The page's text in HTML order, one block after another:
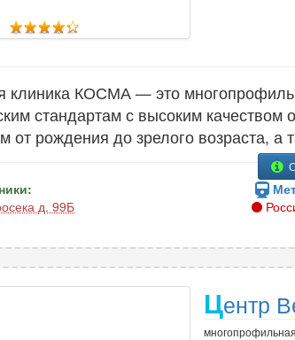
клиника КОСМА — это
стандартам с высоким
от рождения до зрелого возраста,
д. 99Б
Центр